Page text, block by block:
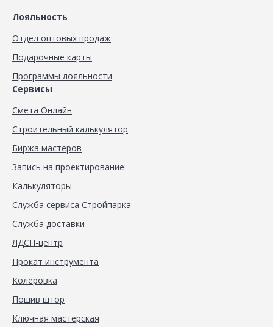
Лояльность
Отдел оптовых продаж
Подарочные карты
Программы лояльности
Сервисы
Смета Онлайн
Строительный калькулятор
Биржа мастеров
Запись на проектирование
Калькуляторы
Служба сервиса Стройпарка
Служба доставки
ЛДСП-центр
Прокат инструмента
Колеровка
Пошив штор
Ключная мастерская